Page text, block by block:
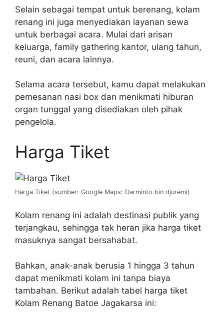
Selain sebagai tempat untuk berenang, kolam
renang ini juga menyediakan layanan sewa
untuk berbagai acara. Mulai dari arisan
keluarga, family gathering kantor, ulang tahun,
reuni, dan acara lainnya.
Selama acara tersebut, kamu dapat melakukan
pemesanan nasi box dan menikmati hiburan
organ tunggal yang disediakan oleh pihak
pengelola.
Harga Tiket
Harga Tiket (sumber: Google Maps: Darminto bin djuremi)
Kolam renang ini adalah destinasi publik yang
terjangkau, sehingga tak heran jika harga tiket
masuknya sangat bersahabat.
Bahkan, anak-anak berusia 1 hingga 3 tahun
dapat menikmati kolam ini tanpa biaya
tambahan. Berikut adalah tabel harga tiket
Kolam Renang Batoe Jagakarsa ini: